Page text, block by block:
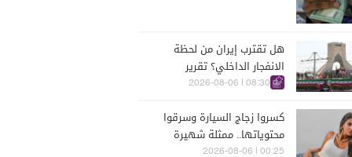
هل تقترب إيران من لحظة
الانفجار الداخلي؟ تقرير
اسرائيلي يكشف الكواليس
08:30 | 2026-08-06
كسروا زجاج السيارة وسرقوا
محتوياتها.. ممثلة شهيرة
تتعرّض للسرقة في الرملة
00:25 | 2026-08-06